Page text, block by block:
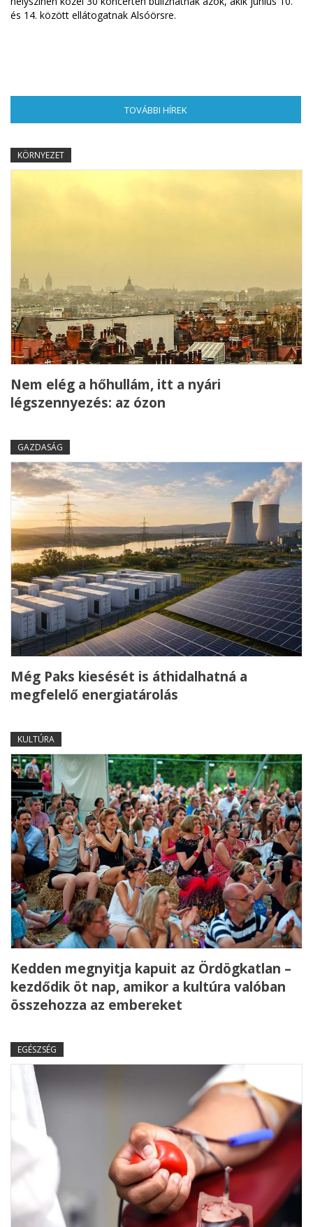
és 14. között ellátogatnak Alsóörsre.
TOVÁBBI HÍREK
KÖRNYEZET
Nem elég a hőhullám, itt a nyári
légszennyezés: az ózon
GAZDASÁG
Még Paks kiesését is áthidalhatná a
megfelelő energiatárolás
KULTÚRA
Kedden megnyitja kapuit az Ördögkatlan –
kezdődik öt nap, amikor a kultúra valóban
összehozza az embereket
EGÉSZSÉG